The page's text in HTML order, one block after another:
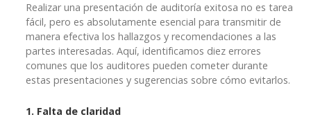
Realizar una presentación de auditoría exitosa no es tarea
fácil, pero es absolutamente esencial para transmitir de
manera efectiva los hallazgos y recomendaciones a las
partes interesadas. Aquí, identificamos diez errores
comunes que los auditores pueden cometer durante
estas presentaciones y sugerencias sobre cómo evitarlos.
1. Falta de claridad